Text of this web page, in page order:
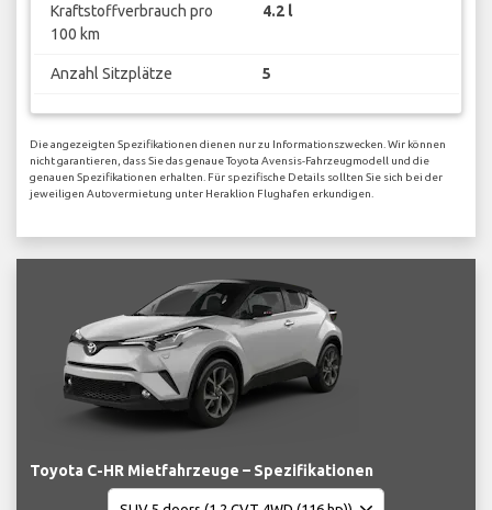
Kraftstoffverbrauch pro
100 km
4.2 l
Anzahl Sitzplätze 5
Die angezeigten Spezifikationen dienen nur zu Informationszwecken. Wir können
nicht garantieren, dass Sie das genaue Toyota Avensis-Fahrzeugmodell und die
genauen Spezifikationen erhalten. Für spezifische Details sollten Sie sich bei der
jeweiligen Autovermietung unter Heraklion Flughafen erkundigen.
Toyota C-HR Mietfahrzeuge – Spezifikationen